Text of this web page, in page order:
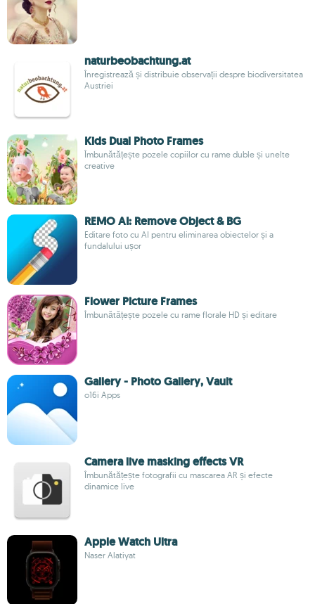
naturbeobachtung.at
Înregistrează și distribuie observații despre biodiversitatea
Austriei
Kids Dual Photo Frames
Îmbunătățește pozele copiilor cu rame duble și unelte
creative
REMO AI: Remove Object & BG
Editare foto cu AI pentru eliminarea obiectelor și a
fundalului ușor
Flower Picture Frames
Îmbunătățește pozele cu rame florale HD și editare
Gallery - Photo Gallery, Vault
o16i Apps
Camera live masking effects VR
Îmbunătățește fotografii cu mascarea AR și efecte
dinamice live
Apple Watch Ultra
Naser Alatiyat